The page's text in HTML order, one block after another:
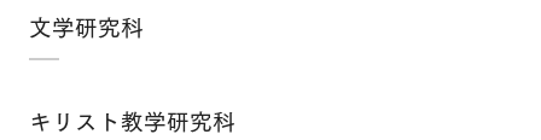
文学研究科
キリスト教学研究科